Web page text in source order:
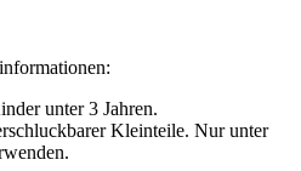
unter 3 Jahren.
Kleinteile. Nur unter